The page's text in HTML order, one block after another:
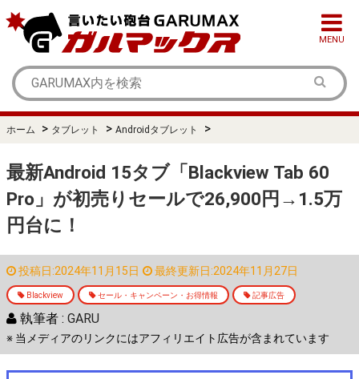
MENU
ホーム > タブレット > Androidタブレット >
最新Android 15タブ「Blackview Tab 60
Pro」が初売りセールで26,900円→1.5万
円台に！
投稿日:2024年11月15日 最終更新日:2024年11月27日
Blackview セール・キャンペーン・お得情報 記事広告
執筆者 : GARU
※ 当メディアのリンクにはアフィリエイト広告が含まれています